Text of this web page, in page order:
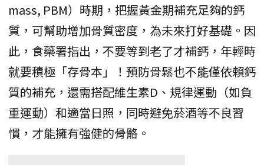
mass, PBM）時期，把握黃金期補充足夠的鈣
質，可幫助增加骨質密度，為未來打好基礎。因
此，食藥署指出，不要等到老了才補鈣，年輕時
就要積極「存骨本」！預防骨鬆也不能僅依賴鈣
質的補充，還需搭配維生素D、規律運動（如負
重運動）和適當日照，同時避免菸酒等不良習
慣，才能擁有強健的骨骼。